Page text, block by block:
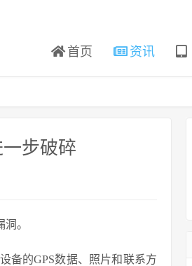
首页 资讯
步破碎
。
备的GPS数据、照片和联系方